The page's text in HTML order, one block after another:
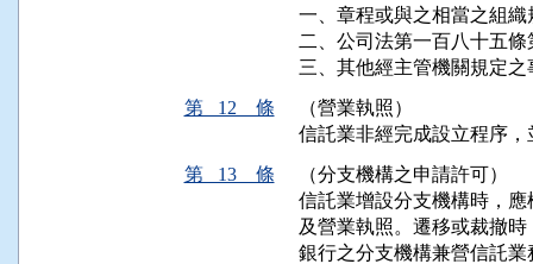
一、章程或與之相當之組織
二、公司法第一百八十五
三、其他經主管機關規定之
第 12 條
（營業執照）
信託業非經完成設立程序
第 13 條
（分支機構之申請許可）
信託業增設分支機構時，
及營業執照。遷移或裁撤
銀行之分支機構兼營信託